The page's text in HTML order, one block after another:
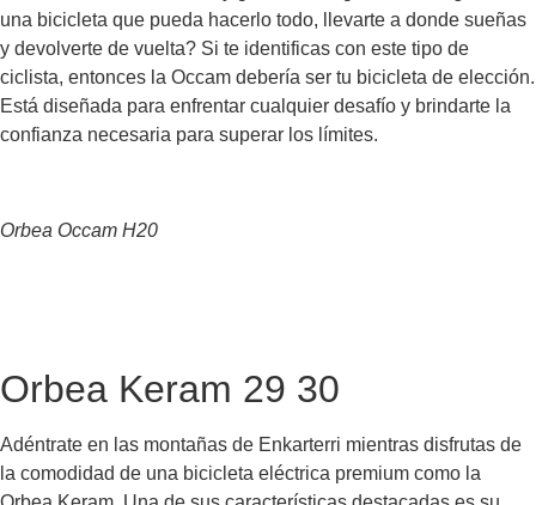
una bicicleta que pueda hacerlo todo, llevarte a donde sueñas
y devolverte de vuelta? Si te identificas con este tipo de
ciclista, entonces la Occam debería ser tu bicicleta de elección.
Está diseñada para enfrentar cualquier desafío y brindarte la
confianza necesaria para superar los límites.
Orbea Occam H20
Orbea Keram 29 30
Adéntrate en las montañas de Enkarterri mientras disfrutas de
la comodidad de una bicicleta eléctrica premium como la